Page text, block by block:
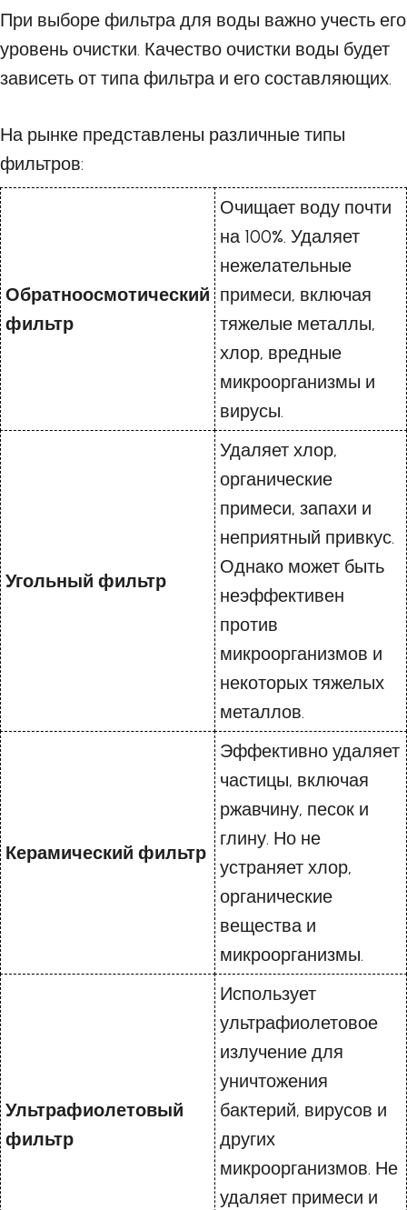
При выборе фильтра для воды важно учесть его
уровень очистки. Качество очистки воды будет
зависеть от типа фильтра и его составляющих.
На рынке представлены различные типы
фильтров:
Обратноосмотический
фильтр
Очищает воду почти
на 100%. Удаляет
нежелательные
примеси, включая
тяжелые металлы,
хлор, вредные
микроорганизмы и
вирусы.
Угольный фильтр
Удаляет хлор,
органические
примеси, запахи и
неприятный привкус.
Однако может быть
неэффективен
против
микроорганизмов и
некоторых тяжелых
металлов.
Керамический фильтр
Эффективно удаляет
частицы, включая
ржавчину, песок и
глину. Но не
устраняет хлор,
органические
вещества и
микроорганизмы.
Ультрафиолетовый
фильтр
Использует
ультрафиолетовое
излучение для
уничтожения
бактерий, вирусов и
других
микроорганизмов. Не
удаляет примеси и